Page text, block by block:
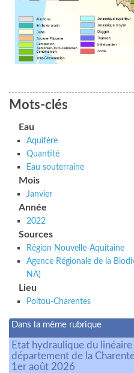
Mots-clés
Eau
Aquifère
Quantité
Eau souterraine
Mois
Janvier
Année
2022
Sources
Région Nouvelle-Aquitaine
Agence Régionale de la
NA)
Lieu
Poitou-Charentes
Dans la même rubrique
Etat hydraulique du
département de la
1er août 2026